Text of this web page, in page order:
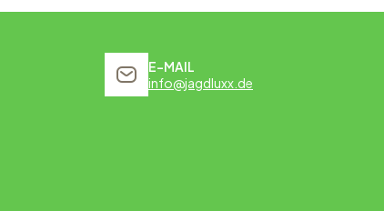
E-MAIL
info@jagdluxx.de